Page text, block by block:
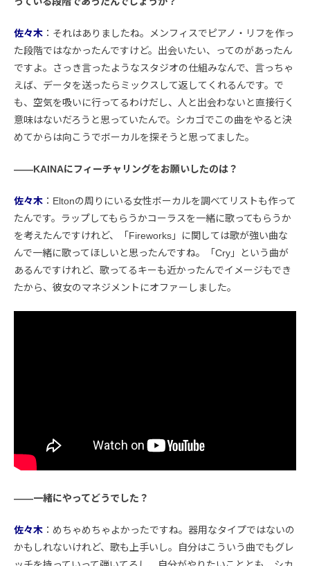
佐々木 ：それはありましたね。メンフィスでピアノ・リフを作っ
た段階ではなかったんですけど。出会いたい、ってのがあったん
ですよ。さっき言ったようなスタジオの仕組みなんで、言っちゃ
えば、データを送ったらミックスして返してくれるんです。で
も、空気を吸いに行ってるわけだし、人と出会わないと直接行く
意味はないだろうと思っていたんで。シカゴでこの曲をやると決
めてからは向こうでボーカルを探そうと思ってました。
――KAINAにフィーチャリングをお願いしたのは？
佐々木 ：Eltonの周りにいる女性ボーカルを調べてリストも作って
たんです。ラップしてもらうかコーラスを一緒に歌ってもらうか
を考えたんですけれど、「Fireworks」に関しては歌が強い曲な
んで一緒に歌ってほしいと思ったんですね。「Cry」という曲が
あるんですけれど、歌ってるキーも近かったんでイメージもでき
たから、彼女のマネジメントにオファーしました。
――一緒にやってどうでした？
佐々木 ：めちゃめちゃよかったですね。器用なタイプではないの
かもしれないけれど、歌も上手いし。自分はこういう曲でもグレ